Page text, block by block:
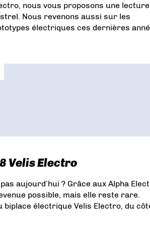
nous vous proposons une
Nous revenons aussi sur les
électriques ces dernières
Velis Electro
aujourd’hui ? Grâce aux Alpha
possible, mais elle reste rare.
électrique Velis Electro, du